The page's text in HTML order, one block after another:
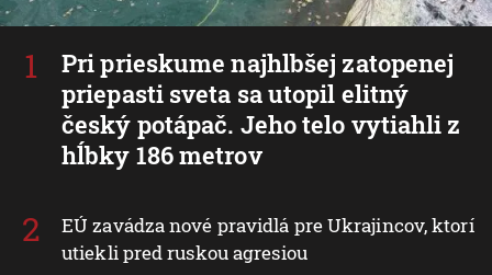
Pri prieskume najhlbšej zatopenej
priepasti sveta sa utopil elitný
český potápač. Jeho telo vytiahli z
hĺbky 186 metrov
EÚ zavádza nové pravidlá pre Ukrajincov, ktorí
utiekli pred ruskou agresiou